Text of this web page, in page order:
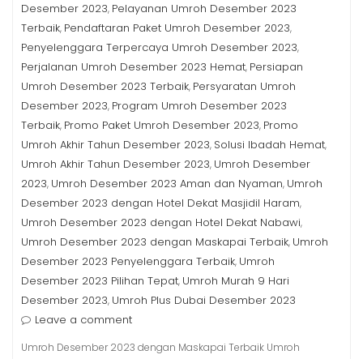
Desember 2023, Pelayanan Umroh Desember 2023
Terbaik, Pendaftaran Paket Umroh Desember 2023,
Penyelenggara Terpercaya Umroh Desember 2023,
Perjalanan Umroh Desember 2023 Hemat, Persiapan
Umroh Desember 2023 Terbaik, Persyaratan Umroh
Desember 2023, Program Umroh Desember 2023
Terbaik, Promo Paket Umroh Desember 2023, Promo
Umroh Akhir Tahun Desember 2023, Solusi Ibadah Hemat,
Umroh Akhir Tahun Desember 2023, Umroh Desember
2023, Umroh Desember 2023 Aman dan Nyaman, Umroh
Desember 2023 dengan Hotel Dekat Masjidil Haram,
Umroh Desember 2023 dengan Hotel Dekat Nabawi,
Umroh Desember 2023 dengan Maskapai Terbaik, Umroh
Desember 2023 Penyelenggara Terbaik, Umroh
Desember 2023 Pilihan Tepat, Umroh Murah 9 Hari
Desember 2023, Umroh Plus Dubai Desember 2023
Leave a comment
Umroh Desember 2023 dengan Maskapai Terbaik Umroh